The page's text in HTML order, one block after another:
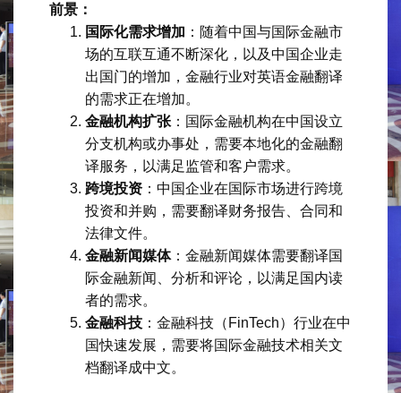
前景：
国际化需求增加 ：随着中国与国际金融市
场的互联互通不断深化，以及中国企业走
出国门的增加，金融行业对英语金融翻译
的需求正在增加。
金融机构扩张 ：国际金融机构在中国设立
分支机构或办事处，需要本地化的金融翻
译服务，以满足监管和客户需求。
跨境投资 ：中国企业在国际市场进行跨境
投资和并购，需要翻译财务报告、合同和
法律文件。
金融新闻媒体：金融新闻媒体需要翻译国
际金融新闻、分析和评论，以满足国内读
者的需求。
金融科技 ：金融科技（FinTech）行业在中
国快速发展，需要将国际金融技术相关文
档翻译成中文。